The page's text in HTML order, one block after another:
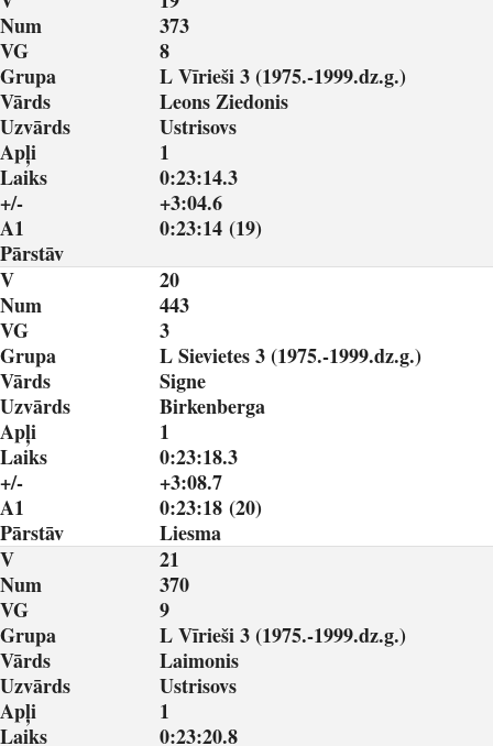
Num
373
VG
8
Grupa
L Vīrieši 3 (1975.-1999.dz.g.)
Vārds
Leons Ziedonis
Uzvārds
Ustrisovs
Apļi
1
Laiks
0:23:14.3
+/-
+3:04.6
A1
0:23:14 (19)
Pārstāv
V
20
Num
443
VG
3
Grupa
L Sievietes 3 (1975.-1999.dz.g.)
Vārds
Signe
Uzvārds
Birkenberga
Apļi
1
Laiks
0:23:18.3
+/-
+3:08.7
A1
0:23:18 (20)
Pārstāv
Liesma
V
21
Num
370
VG
9
Grupa
L Vīrieši 3 (1975.-1999.dz.g.)
Vārds
Laimonis
Uzvārds
Ustrisovs
Apļi
1
Laiks
0:23:20.8